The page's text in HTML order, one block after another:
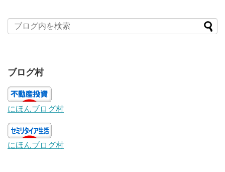
ブログ村
にほんブログ村
にほんブログ村